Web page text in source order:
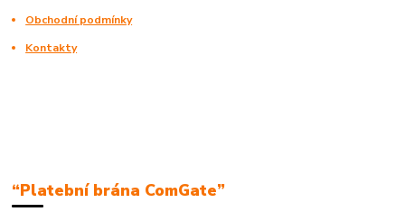
Obchodní podmínky
Kontakty
“Platební brána ComGate”